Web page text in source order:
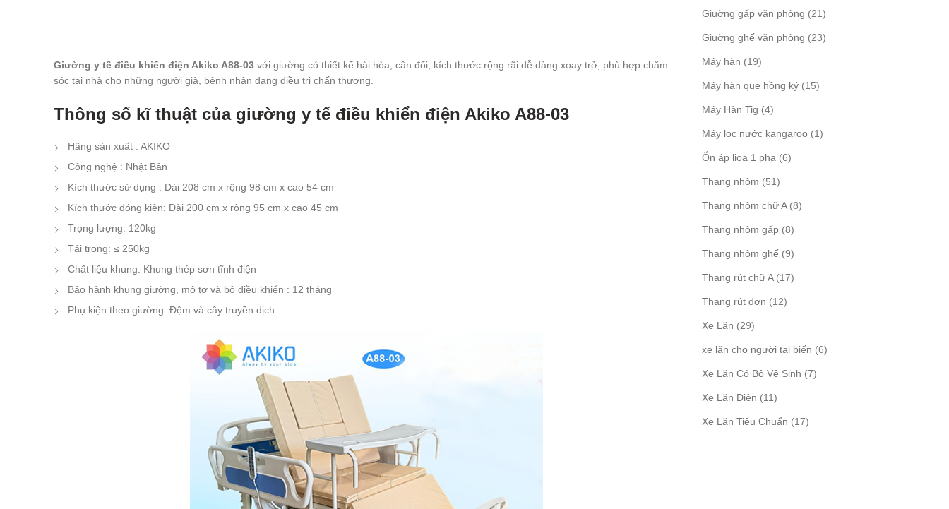
Giường y tế điều khiển điện Akiko A88-03 với giường có thiết kế hài hòa, cân đối, kích thước rộng rãi dễ dàng xoay trở, phù hợp chăm
sóc tại nhà cho những người già, bệnh nhân đang điều trị chấn thương.
Thông số kĩ thuật của giường y tế điều khiển điện Akiko A88-03
Hãng sản xuất : AKIKO
Công nghệ : Nhật Bản
Kích thước sử dụng : Dài 208 cm x rộng 98 cm x cao 54 cm
Kích thước đóng kiện: Dài 200 cm x rộng 95 cm x cao 45 cm
Trọng lượng: 120kg
Tải trọng: ≤ 250kg
Chất liệu khung: Khung thép sơn tĩnh điện
Bảo hành khung giường, mô tơ và bộ điều khiển : 12 tháng
Phụ kiện theo giường: Đệm và cây truyền dịch
Giuờng gấp văn phòng 2121
Giuờng ghế văn phòng 2323
Máy hàn 1919
Máy hàn que hồng ký 1515
Máy Hàn Tig 44
Máy lọc nước kangaroo 11
Ổn áp lioa 1 pha 66
Thang nhôm 5151
Thang nhôm chữ A 88
Thang nhôm gấp 88
Thang nhôm ghế 99
Thang rút chữ A 1717
Thang rút đơn 1212
Xe Lăn 2929
xe lăn cho người tai biến 66
Xe Lăn Có Bô Vệ Sinh 77
Xe Lăn Điện 1111
Xe Lăn Tiêu Chuẩn 1717